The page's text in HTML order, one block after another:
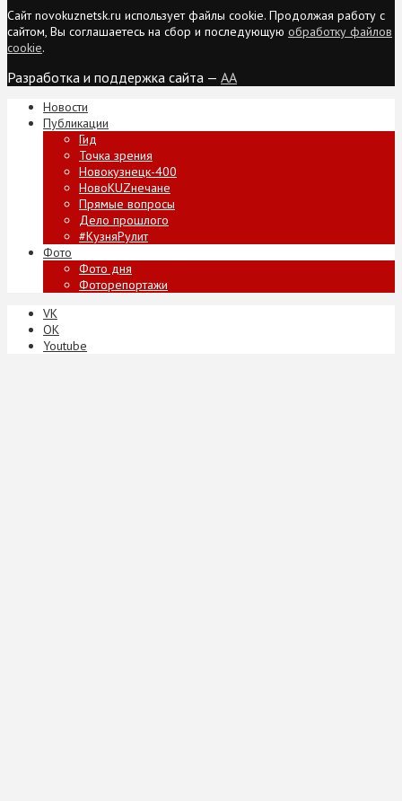
Сайт novokuznetsk.ru использует файлы cookie. Продолжая работу с
сайтом, Вы соглашаетесь на сбор и последующую обработку файлов
cookie.
Разработка и поддержка сайта — AA
Новости
Публикации
Гид
Точка зрения
Новокузнецк-400
НовоKUZнечане
Прямые вопросы
Дело прошлого
#КузняРулит
Фото
Фото дня
Фоторепортажи
VK
ОК
Youtube